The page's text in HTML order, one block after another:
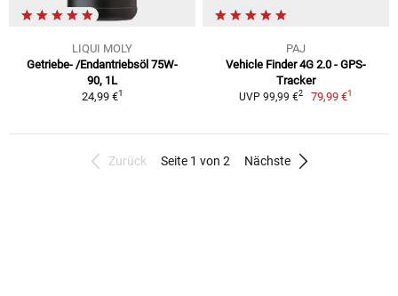
LIQUI MOLY
Getriebe- /Endantriebsöl 75W-
90, 1L
24,99 €1
PAJ
Vehicle Finder 4G 2.0 - GPS-
Tracker
UVP 99,99 €2 79,99 €1
Zurück Seite 1 von 2 Nächste